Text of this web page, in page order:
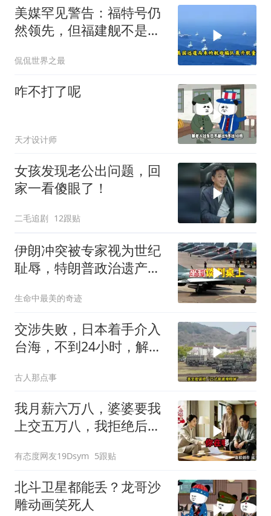
美媒罕见警告：福特号仍
然领先，但福建舰不是中
侃侃世界之最
咋不打了呢
天才设计师
女孩发现老公出问题，回
家一看傻眼了！
二毛追剧 12跟贴
伊朗冲突被专家视为世纪
耻辱，特朗普政治遗产遭
生命中最美的奇迹
交涉失败，日本着手介入
台海，不到24小时，解放
古人那点事
我月薪六万八，婆婆要我
上交五万八，我拒绝后她
离婚
有态度网友19Dsym 5跟贴
北斗卫星都能丢？龙哥沙
雕动画笑死人